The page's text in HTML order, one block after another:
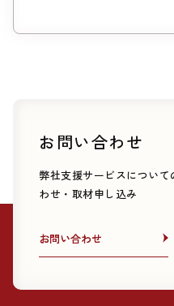
お問い合わせ
弊社支援サービスについ
わせ・取材申し込み
お問い合わせ
お問い合わせ